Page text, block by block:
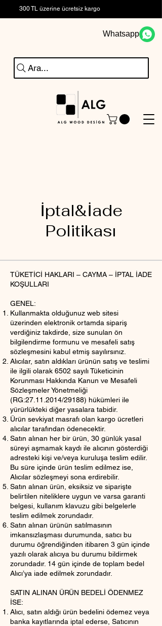
300 TL üzerine ücretsiz kargo
Ara...
Whatsapp
İptal&İade
Politikası
TÜKETİCİ HAKLARI – CAYMA – İPTAL İADE
KOŞULLARI
GENEL:
Kullanmakta olduğunuz web sitesi
üzerinden elektronik ortamda sipariş
verdiğiniz takdirde, size sunulan ön
bilgilendirme formunu ve mesafeli satış
sözleşmesini kabul etmiş sayılırsınız.
Alıcılar, satın aldıkları ürünün satış ve teslimi
ile ilgili olarak 6502 sayılı Tüketicinin
Korunması Hakkında Kanun ve Mesafeli
Sözleşmeler Yönetmeliği
(RG:27.11.2014/29188) hükümleri ile
yürürlükteki diğer yasalara tabidir.
Ürün sevkiyat masrafı olan kargo ücretleri
alıcılar tarafından ödenecektir.
Satın alınan her bir ürün, 30 günlük yasal
süreyi aşmamak kaydı ile alıcının gösterdiği
adresteki kişi ve/veya kuruluşa teslim edilir.
Bu süre içinde ürün teslim edilmez ise,
Alıcılar sözleşmeyi sona erdirebilir.
Satın alınan ürün, eksiksiz ve siparişte
belirtilen niteliklere uygun ve varsa garanti
belgesi, kullanım klavuzu gibi belgelerle
teslim edilmek zorundadır.
Satın alınan ürünün satılmasının
imkansızlaşması durumunda, satıcı bu
durumu öğrendiğinden itibaren 3 gün içinde
yazılı olarak alıcıya bu durumu bildirmek
zorundadır. 14 gün içinde de toplam bedel
Alıcı’ya iade edilmek zorundadır.
SATIN ALINAN ÜRÜN BEDELİ ÖDENMEZ
İSE:
Alıcı, satın aldığı ürün bedelini ödemez veya
banka kayıtlarında iptal ederse, Satıcının